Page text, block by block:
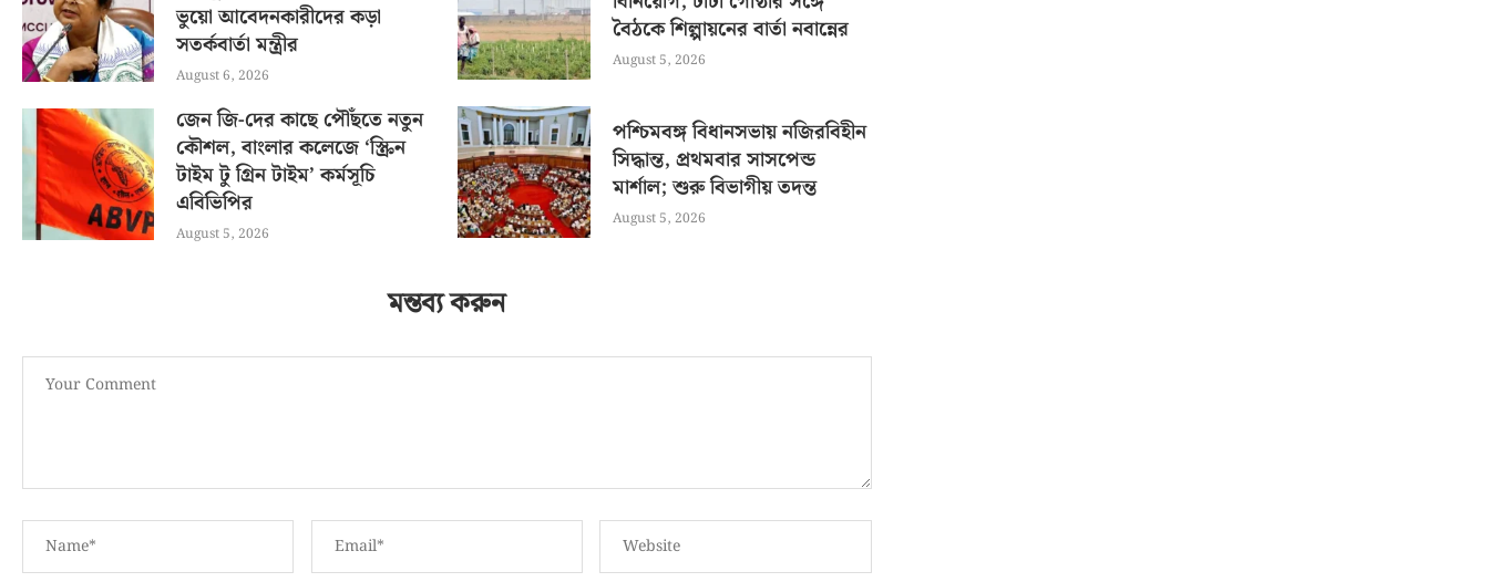
ভুয়ো আবেদনকারীদের কড়া
সতর্কবার্তা মন্ত্রীর
August 6, 2026
বৈঠকে শিল্পায়নের বার্তা নবান্নের
August 5, 2026
জেন জি-দের কাছে পৌঁছতে নতুন
কৌশল, বাংলার কলেজে ‘স্ক্রিন
টাইম টু গ্রিন টাইম’ কর্মসূচি
এবিভিপির
August 5, 2026
পশ্চিমবঙ্গ বিধানসভায় নজিরবিহীন
সিদ্ধান্ত, প্রথমবার সাসপেন্ড
মার্শাল; শুরু বিভাগীয় তদন্ত
August 5, 2026
মন্তব্য করুন